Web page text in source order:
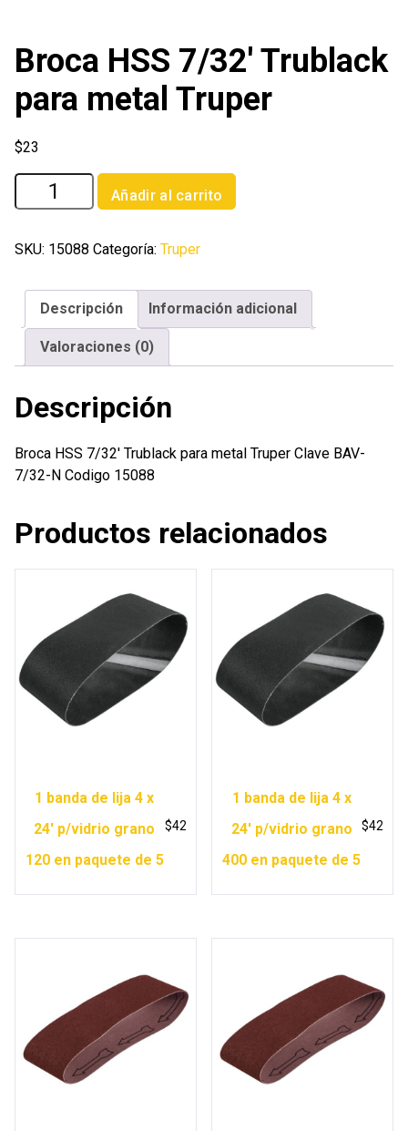
Broca HSS 7/32′ Trublack
para metal Truper
$23
Broca
HSS
Trublack
metal
Truper
cantidad
Añadir al carrito
SKU: 15088 Categoría: Truper
Descripción Información adicional
Valoraciones (0)
Descripción
Broca HSS 7/32′ Trublack para metal Truper Clave BAV-
7/32-N Codigo 15088
Productos relacionados
1 banda de lija 4 x
24′ p/vidrio grano
120 en paquete de 5
$42
1 banda de lija 4 x
24′ p/vidrio grano
400 en paquete de 5
$42